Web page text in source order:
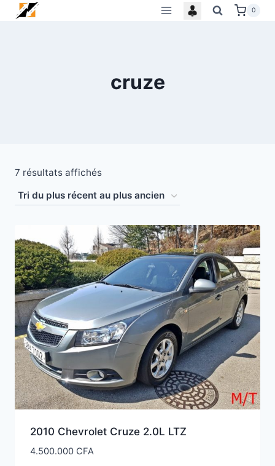
Skip
0
cruze
7 résultats affichésTrié
du
plus
récent
au
plus
ancien
2010 Chevrolet Cruze 2.0L LTZ
4.500.000 CFA